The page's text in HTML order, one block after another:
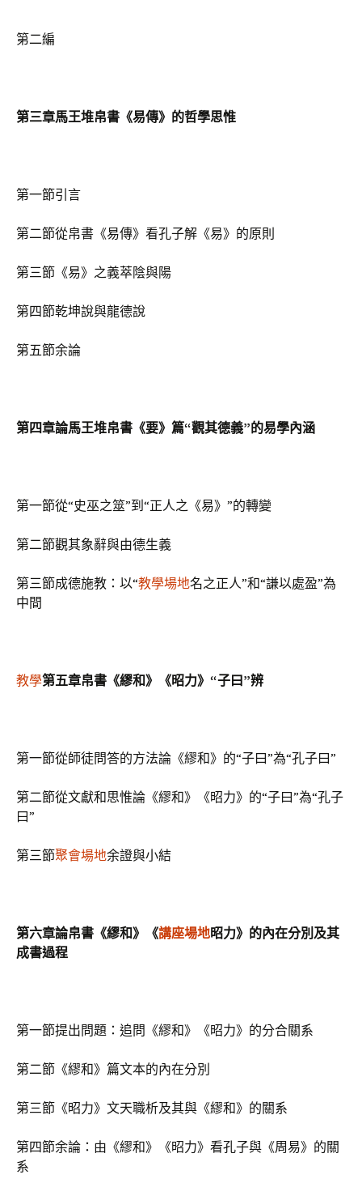
第二編
第三章馬王堆帛書《易傳》的哲學思惟
第一節引言
第二節從帛書《易傳》看孔子解《易》的原則
第三節《易》之義萃陰與陽
第四節乾坤說與龍德說
第五節余論
第四章論馬王堆帛書《要》篇“觀其德義”的易學內涵
第一節從“史巫之筮”到“正人之《易》”的轉變
第二節觀其象辭與由德生義
第三節成德施教：以“教學場地名之正人”和“謙以處盈”為
中間
教學第五章帛書《繆和》《昭力》“子曰”辨
第一節從師徒問答的方法論《繆和》的“子曰”為“孔子曰”
第二節從文獻和思惟論《繆和》《昭力》的“子曰”為“孔子
曰”
第三節聚會場地余證與小結
第六章論帛書《繆和》《講座場地昭力》的內在分別及其
成書過程
第一節提出問題：追問《繆和》《昭力》的分合關系
第二節《繆和》篇文本的內在分別
第三節《昭力》文天職析及其與《繆和》的關系
第四節余論：由《繆和》《昭力》看孔子與《周易》的關
系